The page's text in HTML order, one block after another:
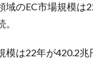
のEC市場規模
は22年が420.2兆